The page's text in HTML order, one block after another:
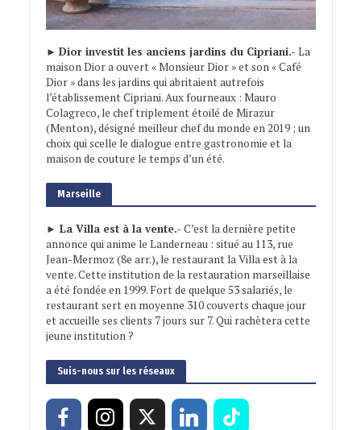
► Dior investit les anciens jardins du Cipriani.- La
maison Dior a ouvert « Monsieur Dior » et son « Café
Dior » dans les jardins qui abritaient autrefois
l’établissement Cipriani. Aux fourneaux : Mauro
Colagreco, le chef triplement étoilé de Mirazur
(Menton), désigné meilleur chef du monde en 2019 ; un
choix qui scelle le dialogue entre gastronomie et la
maison de couture le temps d’un été.
Marseille
► La Villa est à la vente.- C’est la dernière petite
annonce qui anime le Landerneau : situé au 113, rue
Jean-Mermoz (8e arr.), le restaurant la Villa est à la
vente. Cette institution de la restauration marseillaise
a été fondée en 1999. Fort de quelque 53 salariés, le
restaurant sert en moyenne 310 couverts chaque jour
et accueille ses clients 7 jours sur 7. Qui rachètera cette
jeune institution ?
Suis-nous sur les réseaux